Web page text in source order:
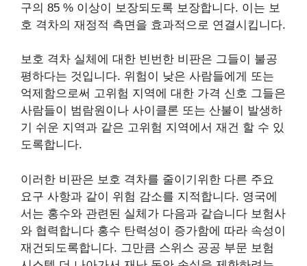
구의 85 % 이상이 보장되도록 보장합니다. 이는 보
호 격차의 재정적 측면을 효과적으로 연결시킵니다.
보호 격차 실체에 대한 빈번한 비판은 그들이 불공
평하다는 것입니다. 위험이 낮은 사람들에게
또는
억제함으로써 고위험 지역에 대한 가격 신호 그들은
사람들이 범람원이나 사이클론 또는 산불이 발생하
기 쉬운 지역과 같은 고위험 지역에서 재건 할 수 있
도록합니다.
이러한 비판은 보호 격차를 줄이기위한 다른 주요
요구 사항과 같이 위험 감소를 지적합니다. 영국에
서는 홍수와 관련된 실체가 다음과 같습니다 보험사
와 협력합니다 홍수 탄력성이 증가함에 따라 속성이
재건되도록합니다. 그만큼 스위스 공공 부문 보험